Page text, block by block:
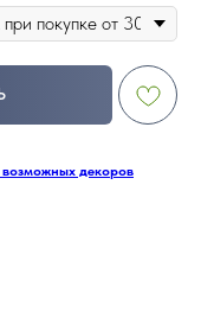
возможных декоров